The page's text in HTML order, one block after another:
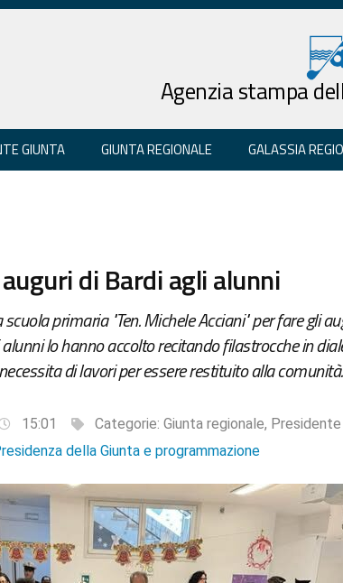
Agenzia stampa
GIUNTA GIUNTA REGIONALE GALASSIA
di Bardi agli alunni
primaria "Ten. Michele Acciani" per fare gli
lo hanno accolto recitando filastrocche in
di lavori per essere restituito alla comunità.
15:01 Categorie: Giunta regionale, Presidente
della Giunta e programmazione